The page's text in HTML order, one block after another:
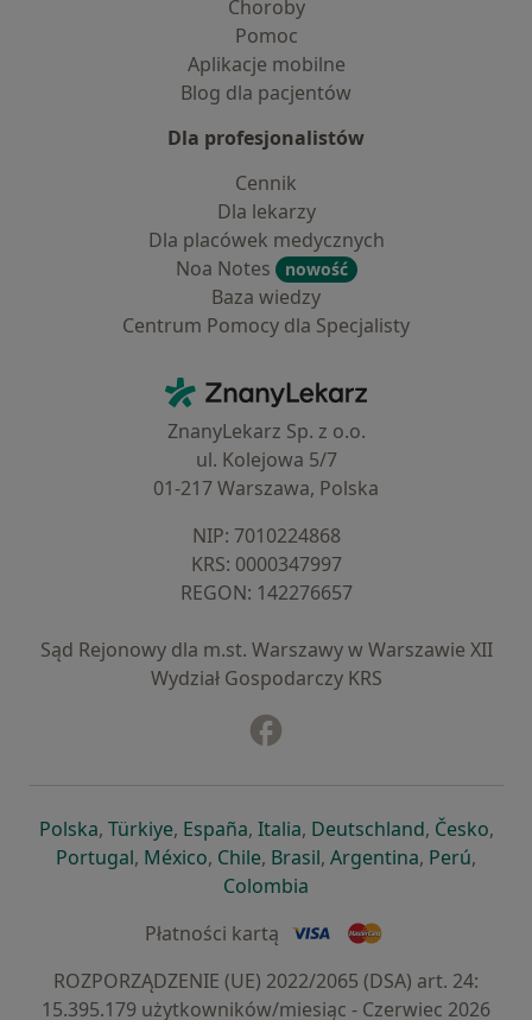
Choroby
Pomoc
Aplikacje mobilne
Blog dla pacjentów
Dla profesjonalistów
Cennik
Dla lekarzy
Dla placówek medycznych
Noa Notes
nowość
Baza wiedzy
Centrum Pomocy dla Specjalisty
ZnanyLekarz - Strona główna
ZnanyLekarz Sp. z o.o.
ul. Kolejowa 5/7
01-217 Warszawa, Polska
NIP: ⁠7010224868
KRS: ⁠0000347997
REGON: ⁠142276657
Sąd Rejonowy dla m.st. Warszawy w Warszawie XII
Wydział Gospodarczy KRS
Polskaotwiera się w nowej karcie
, Türkiyeotwiera się w nowej karcie
, Españaotwiera się w nowej karcie
, Italiaotwiera się w nowej
, Deutschlandotwiera się
, Česko,
Portugalotwiera się w nowej karcie
, Méxicootwiera się w nowej karcie
, Chileotwiera się w nowej karcie
, Brasilotwiera się w nowej
, Argentinaotwiera się
, Perú,
Colombia
Płatności kartą
ROZPORZĄDZENIE (UE) 2022/2065 (DSA) art. 24:
15.395.179 użytkowników/miesiąc - Czerwiec 2026